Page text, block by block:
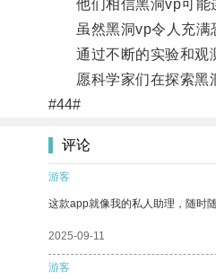
他们相信黑洞vp可能连
虽然黑洞vp令人充满恐
通过不断的实验和观测
愿科学家们在探索黑洞
#44#
评论
游客
这款app就像我的私人助理，随时
2025-09-11
游客